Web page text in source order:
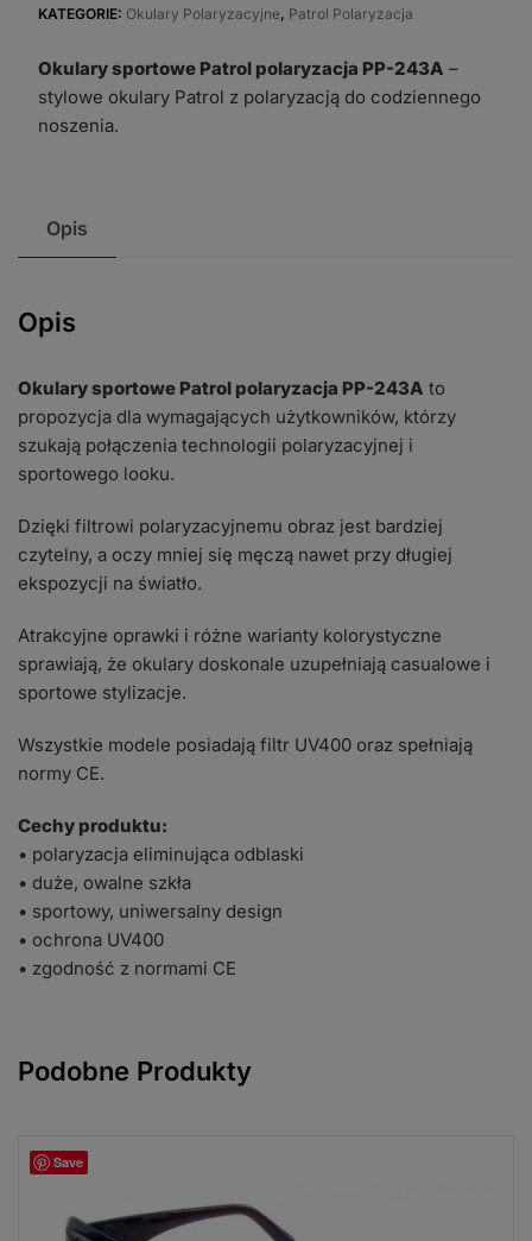
Patrol
PP-
243A
KATEGORIE: Okulary Polaryzacyjne, Patrol Polaryzacja
Okulary sportowe Patrol polaryzacja PP-243A –
stylowe okulary Patrol z polaryzacją do codziennego
noszenia.
Opis
Opis
Okulary sportowe Patrol polaryzacja PP-243A to
propozycja dla wymagających użytkowników, którzy
szukają połączenia technologii polaryzacyjnej i
sportowego looku.
Dzięki filtrowi polaryzacyjnemu obraz jest bardziej
czytelny, a oczy mniej się męczą nawet przy długiej
ekspozycji na światło.
Atrakcyjne oprawki i różne warianty kolorystyczne
sprawiają, że okulary doskonale uzupełniają casualowe i
sportowe stylizacje.
Wszystkie modele posiadają filtr UV400 oraz spełniają
normy CE.
Cechy produktu:
• polaryzacja eliminująca odblaski
• duże, owalne szkła
• sportowy, uniwersalny design
• ochrona UV400
• zgodność z normami CE
Podobne Produkty
Save